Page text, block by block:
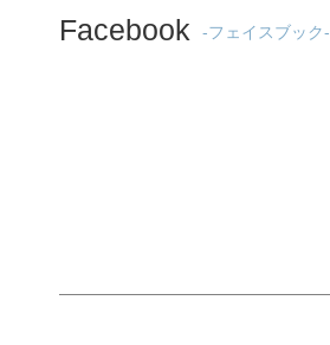
Facebook -フェイスブック-